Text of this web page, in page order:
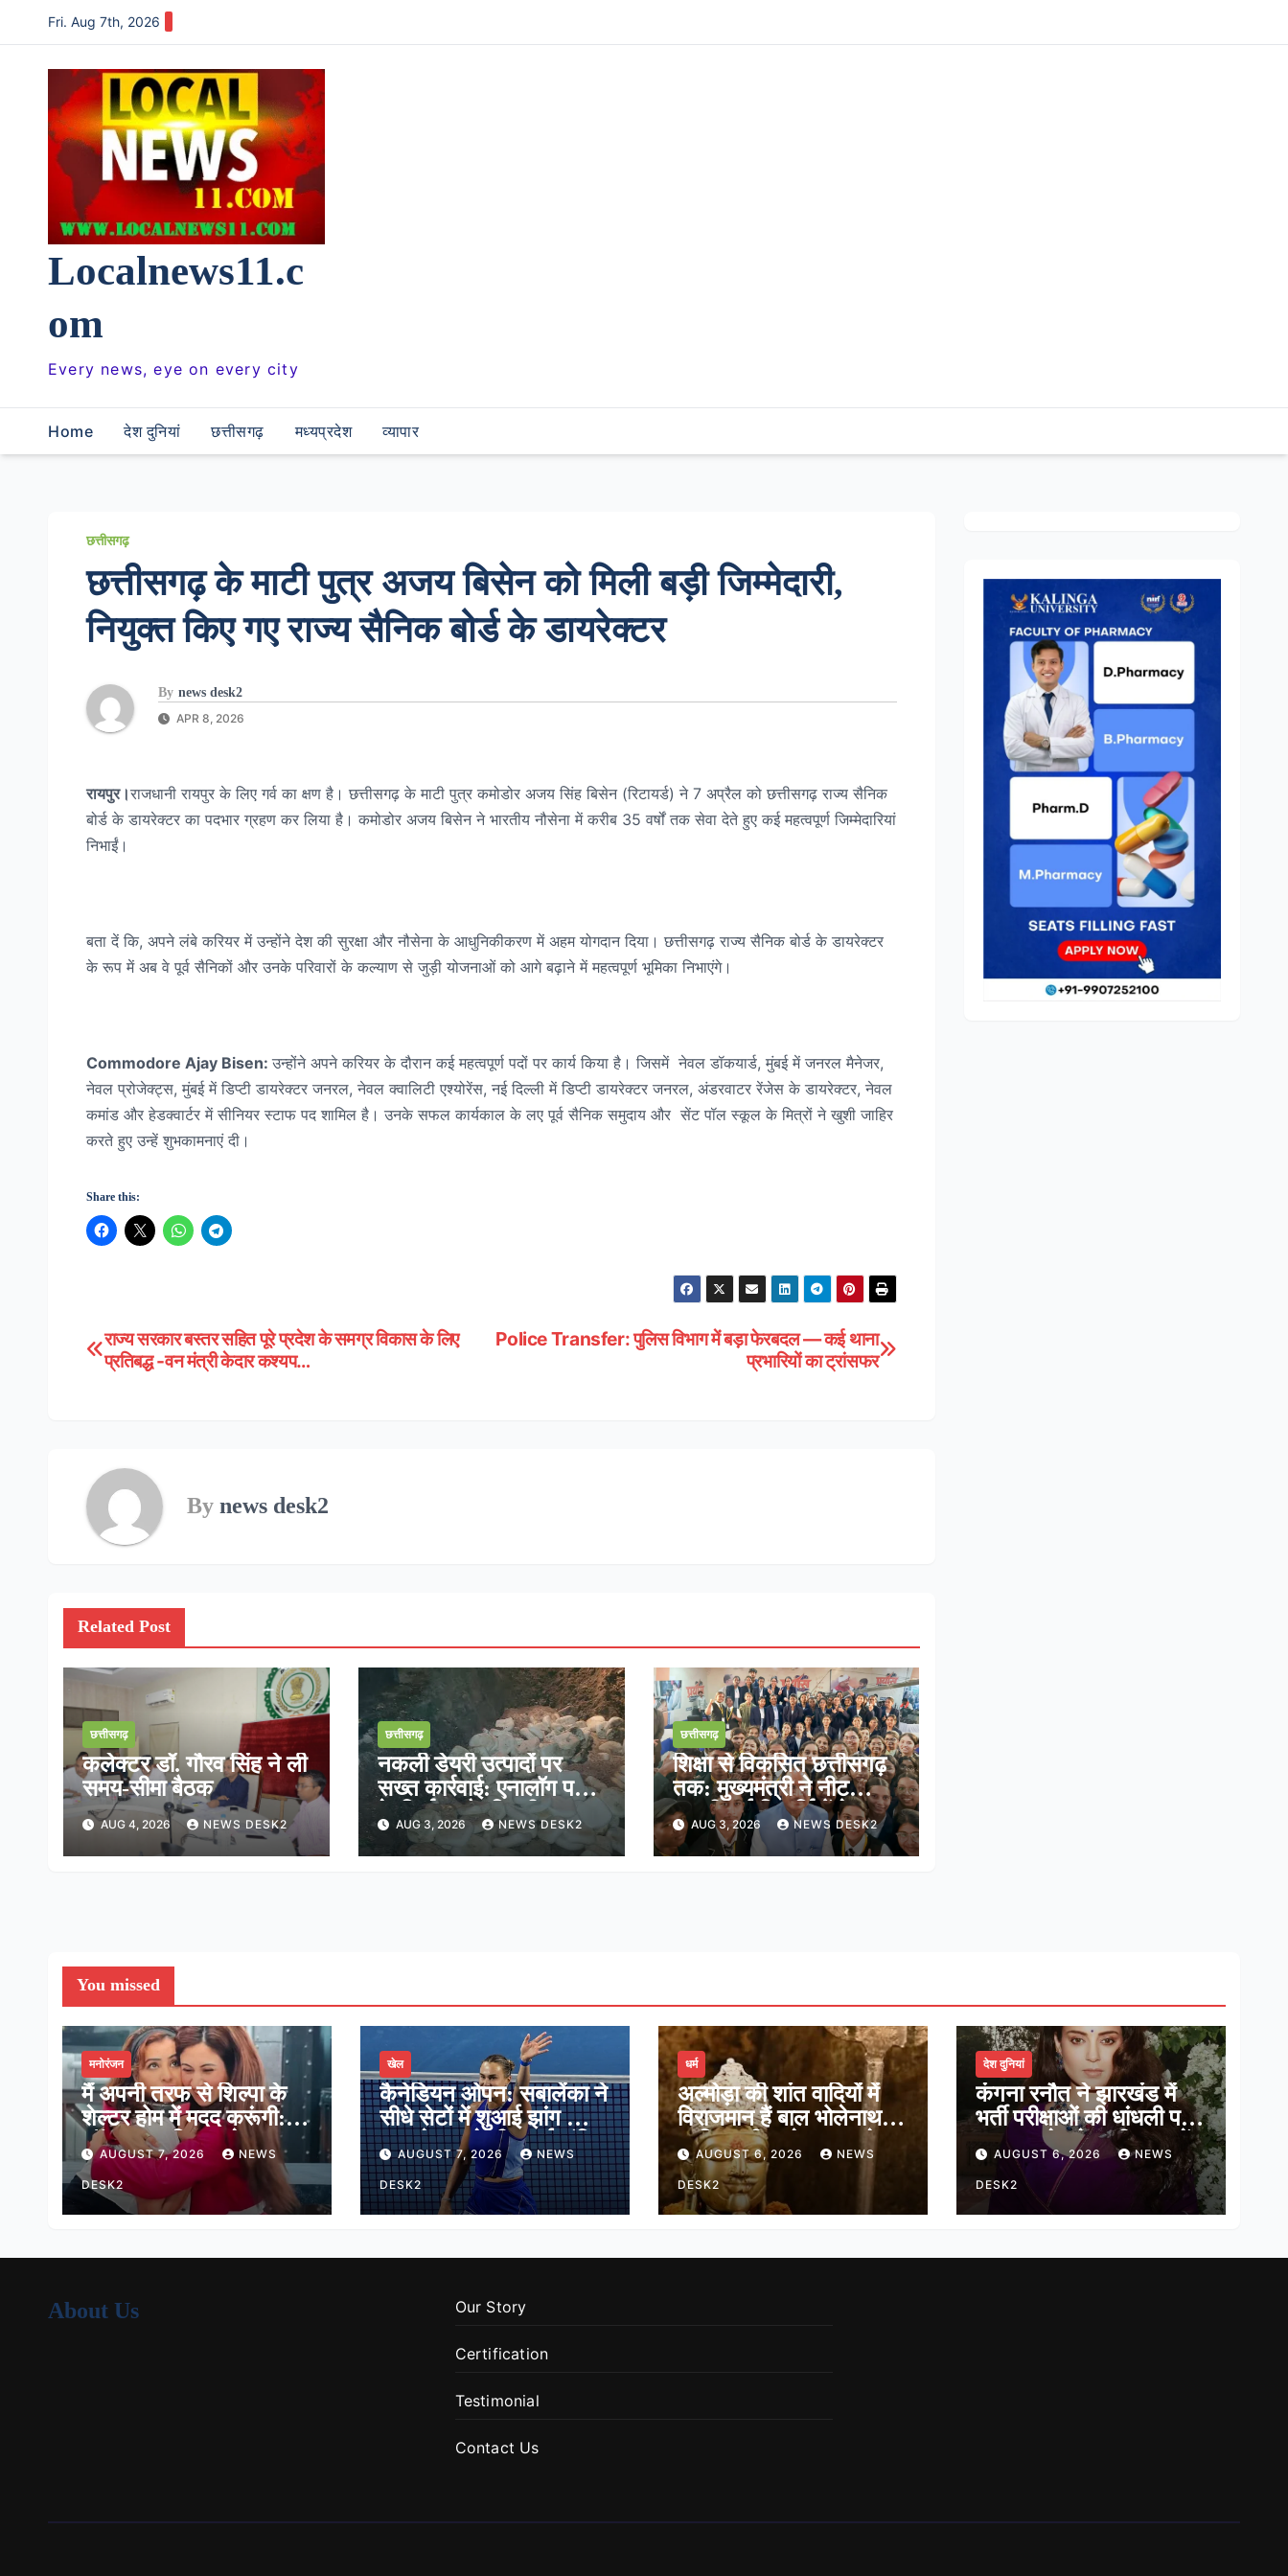
to
content
Fri. Aug 7th, 2026
Localnews11.c
om
Every news, eye on every city
Home देश दुनियां छत्तीसगढ़ मध्यप्रदेश व्यापार
छत्तीसगढ़
छत्तीसगढ़ के माटी पुत्र अजय बिसेन को मिली बड़ी जिम्मेदारी,
नियुक्त किए गए राज्य सैनिक बोर्ड के डायरेक्टर
By news desk2
APR 8, 2026
रायपुर।राजधानी रायपुर के लिए गर्व का क्षण है। छत्तीसगढ़ के माटी पुत्र कमोडोर अजय सिंह बिसेन (रिटायर्ड) ने 7 अप्रैल को छत्तीसगढ़ राज्य सैनिक
बोर्ड के डायरेक्टर का पदभार ग्रहण कर लिया है। कमोडोर अजय बिसेन ने भारतीय नौसेना में करीब 35 वर्षों तक सेवा देते हुए कई महत्वपूर्ण जिम्मेदारियां
निभाईं।
बता दें कि, अपने लंबे करियर में उन्होंने देश की सुरक्षा और नौसेना के आधुनिकीकरण में अहम योगदान दिया। छत्तीसगढ़ राज्य सैनिक बोर्ड के डायरेक्टर
के रूप में अब वे पूर्व सैनिकों और उनके परिवारों के कल्याण से जुड़ी योजनाओं को आगे बढ़ाने में महत्वपूर्ण भूमिका निभाएंगे।
Commodore Ajay Bisen: उन्होंने अपने करियर के दौरान कई महत्वपूर्ण पदों पर कार्य किया है। जिसमें नेवल डॉकयार्ड, मुंबई में जनरल मैनेजर,
नेवल प्रोजेक्ट्स, मुंबई में डिप्टी डायरेक्टर जनरल, नेवल क्वालिटी एश्योरेंस, नई दिल्ली में डिप्टी डायरेक्टर जनरल, अंडरवाटर रेंजेस के डायरेक्टर, नेवल
कमांड और हेडक्वार्टर में सीनियर स्टाफ पद शामिल है। उनके सफल कार्यकाल के लए पूर्व सैनिक समुदाय और सेंट पॉल स्कूल के मित्रों ने खुशी जाहिर
करते हुए उन्हें शुभकामनाएं दी।
Share this:
Post
Police Transfer: पुलिस विभाग में बड़ा फेरबदल — कई थाना
प्रभारियों का ट्रांसफर
राज्य सरकार बस्तर सहित पूरे प्रदेश के समग्र विकास के लिए
प्रतिबद्ध -वन मंत्री केदार कश्यप…
By news desk2
Related Post
छत्तीसगढ़
कलेक्टर डॉ. गौरव सिंह ने ली
समय-सीमा बैठक
AUG 4, 2026 NEWS DESK2
छत्तीसगढ़
नकली डेयरी उत्पादों पर
सख्त कार्रवाई: एनालॉग पनीर
के निर्माण और बिक्री पर
तत्काल रोक
AUG 3, 2026 NEWS DESK2
छत्तीसगढ़
शिक्षा से विकसित छत्तीसगढ़
तक: मुख्यमंत्री ने नीट
क्वालीफाई विद्यार्थियों के साथ
साझा किया भविष्य का रोडमैप
AUG 3, 2026 NEWS DESK2
You missed
मनोरंजन
मैं अपनी तरफ से शिल्पा के
शेल्टर होम में मदद करूंगी:
लॉकअप-2 विनर श्रेया
कालरा
AUGUST 7, 2026 NEWS
DESK2
खेल
कैनेडियन ओपन: सबालेंका ने
सीधे सेटों में शुआई झांग को दी
मात, पेगुला ने भी बनाई अंतिम
16 में जगह
AUGUST 7, 2026 NEWS
DESK2
धर्म
अल्मोड़ा की शांत वादियों में
विराजमान हैं बाल भोलेनाथ,
जानिए श्री जागेश्वर महादेव
मंदिर का पौराणिक इतिहास
AUGUST 6, 2026 NEWS
DESK2
देश दुनियां
कंगना रनौत ने झारखंड में
भर्ती परीक्षाओं की धांधली पर
कहा, हमारे ‘जेन-जी’ सच में
हर तरह की तकलीफ झेल रहे
हैं
AUGUST 6, 2026 NEWS
DESK2
About Us Our Story
Certification
Testimonial
Contact Us